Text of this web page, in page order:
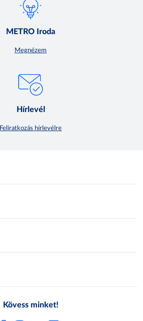
METRO Iroda
Megnézem
Hírlevél
Feliratkozás hírlevélre
Kövess minket!